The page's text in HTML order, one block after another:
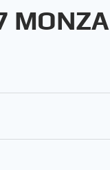
MONZA